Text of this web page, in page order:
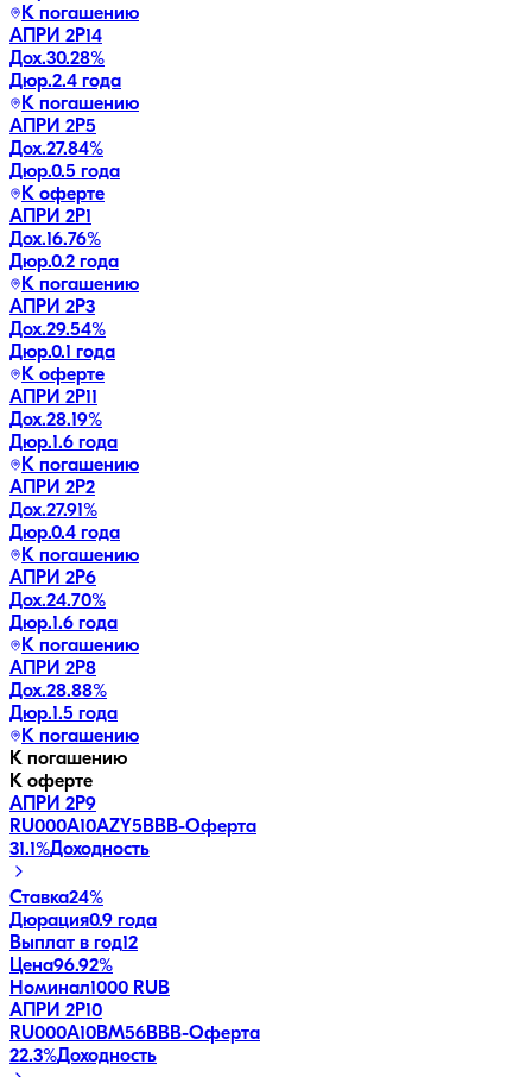
К погашению
АПРИ 2Р14
Дох.30.28%
Дюр.2.4 года
К погашению
АПРИ 2Р5
Дох.27.84%
Дюр.0.5 года
К оферте
АПРИ 2Р1
Дох.16.76%
Дюр.0.2 года
К погашению
АПРИ 2Р3
Дох.29.54%
Дюр.0.1 года
К оферте
АПРИ 2Р11
Дох.28.19%
Дюр.1.6 года
К погашению
АПРИ 2Р2
Дох.27.91%
Дюр.0.4 года
К погашению
АПРИ 2Р6
Дох.24.70%
Дюр.1.6 года
К погашению
АПРИ 2Р8
Дох.28.88%
Дюр.1.5 года
К погашению
К погашению
К оферте
АПРИ 2Р9
RU000A10AZY5BBB-Оферта
31.1%Доходность
Ставка24%
Дюрация0.9 года
Выплат в год12
Цена96.92%
Номинал1000 RUB
АПРИ 2Р10
RU000A10BM56BBB-Оферта
22.3%Доходность